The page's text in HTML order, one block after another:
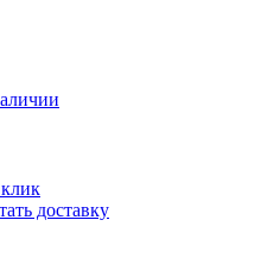
доставку